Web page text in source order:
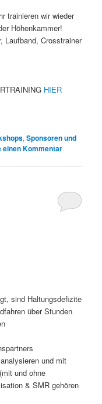
trainieren wir wieder
Höhenkammer!
Laufband, Crosstrainer
HIER
,Sponsoren und
einen Kommentar
sind Haltungsdefizite
über Stunden
und mit
und ohne
& SMR gehören